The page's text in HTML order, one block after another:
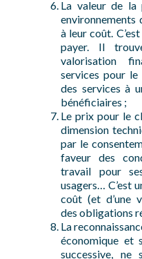
La valeur de la
environnements
à leur coût.
payer. Il
valorisation
services pour le
des services à
bénéficiaires ;
Le prix pour le
dimension
par le
faveur des
travail pour
usagers… C’est
coût (et d’une
des obligations
La
économique et
successive,